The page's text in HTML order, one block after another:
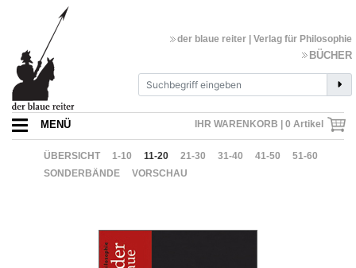
IHR WARENKORB | 0 Artikel
der blaue reiter | Verlag für Philosophie
BÜCHER
MENÜ
ÜBERSICHT 1-10 11-20 21-30 31-40 41-50
51-60
SONDERBÄNDE
VORSCHAU